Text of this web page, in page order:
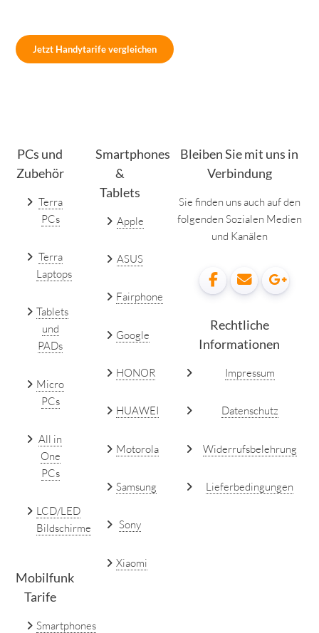
Jetzt Handytarife vergleichen
PCs und
Zubehör
Terra
PCs
Terra
Laptops
Tablets
und
PADs
Micro
PCs
All in
One
PCs
LCD/LED
Bildschirme
Mobilfunk
Tarife
Smartphones
Smartphones
&
Tablets
Apple
ASUS
Fairphone
Google
HONOR
HUAWEI
Motorola
Samsung
Sony
Xiaomi
Bleiben Sie mit uns in
Verbindung
Sie finden uns auch auf den
folgenden Sozialen Medien
und Kanälen
Rechtliche
Informationen
Impressum
Datenschutz
Widerrufsbelehrung
Lieferbedingungen